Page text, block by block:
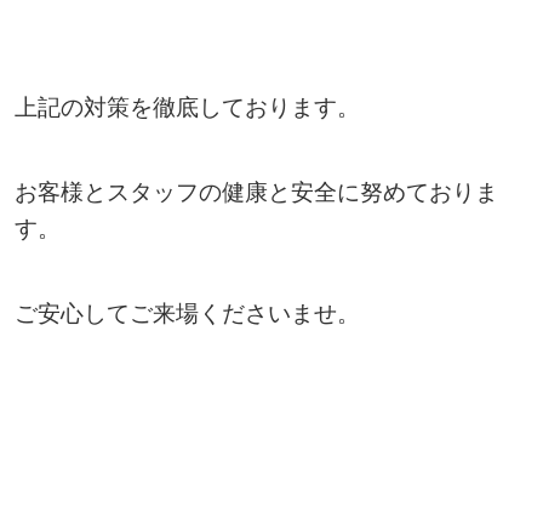
上記の対策を徹底しております。
お客様とスタッフの健康と安全に努めておりま
す。
ご安心してご来場くださいませ。